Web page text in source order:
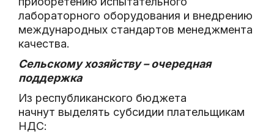
лабораторного оборудования и внедрению
международных стандартов менеджмента
качества.
Сельскому хозяйству – очередная
поддержка
Из республиканского бюджета
начнут выделять субсидии плательщикам
НДС: